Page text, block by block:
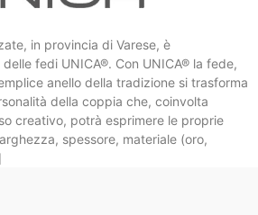
in provincia di Varese, è
fedi UNICA®. Con UNICA® la fede,
anello della tradizione si trasforma
della coppia che, coinvolta
creativo, potrà esprimere le proprie
spessore, materiale (oro,